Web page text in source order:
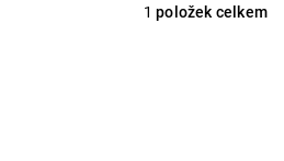
1 položek celkem